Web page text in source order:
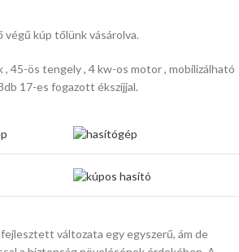
kúp tőlünk vásárolva.
, 45-ös tengely , 4 kw-os motor , mobilizálható
17-es fogazott ékszíjjal.
változata egy egyszerű, ám de